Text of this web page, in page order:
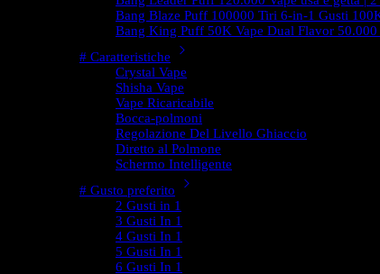
Bang Blaze Puff 100000 Tiri 6-in-1 Gusti
Bang King Puff 50K Vape Dual Flavor
# Caratteristiche
Crystal Vape
Shisha Vape
Vape Ricaricabile
Bocca-polmoni
Regolazione Del Livello Ghiaccio
Diretto al Polmone
Schermo Intelligente
# Gusto preferito
2 Gusti in 1
3 Gusti In 1
4 Gusti In 1
5 Gusti In 1
6 Gusti In 1